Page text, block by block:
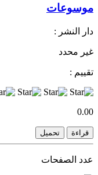
موسوعات
دار النشر :
غير محدد
تقييم :
0.00
قراءة تحميل
عدد الصفحات